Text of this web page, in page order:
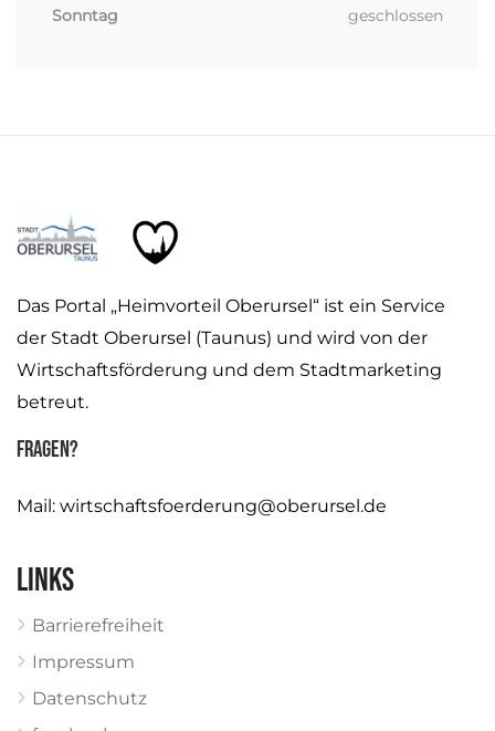
Sonntag
geschlossen
Das Portal „Heimvorteil Oberursel“ ist ein Service
der Stadt Oberursel (Taunus) und wird von der
Wirtschaftsförderung und dem Stadtmarketing
betreut.
Fragen?
Mail: wirtschaftsfoerderung@oberursel.de
Links
Barrierefreiheit
Impressum
Datenschutz